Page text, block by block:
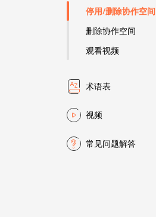
停用/删除协作空间
删除协作空间
观看视频
术语表
视频
常见问题解答